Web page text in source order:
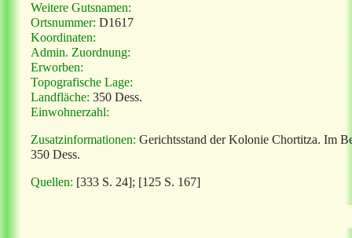
Weitere Gutsnamen:
Ortsnummer: D1617
Koordinaten:
Admin. Zuordnung:
Erworben:
Topografische Lage:
Landfläche: 350 Dess.
Einwohnerzahl:
Zusatzinformationen: Gerichtsstand der Kolonie Chortitza. Im
350 Dess.
Quellen: [333 S. 24]; [125 S. 167]